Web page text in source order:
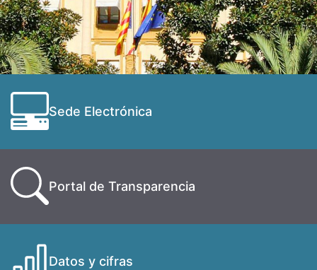
Sede Electrónica
Portal de Transparencia
Datos y cifras